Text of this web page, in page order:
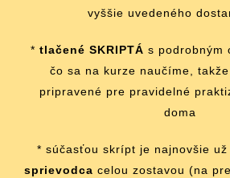
vyššie uvedeného
* tlačené SKRIPTÁ s podrobným
čo sa na kurze naučíme,
pripravené pre pravidelné
doma
* súčasťou skrípt je najnovšie už
sprievodca celou zostavou (na